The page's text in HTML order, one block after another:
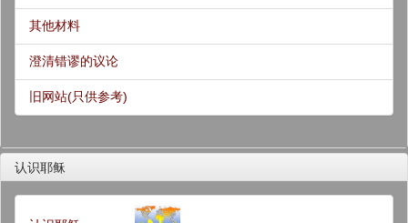
其他材料
澄清错谬的议论
旧网站(只供参考)
认识耶稣